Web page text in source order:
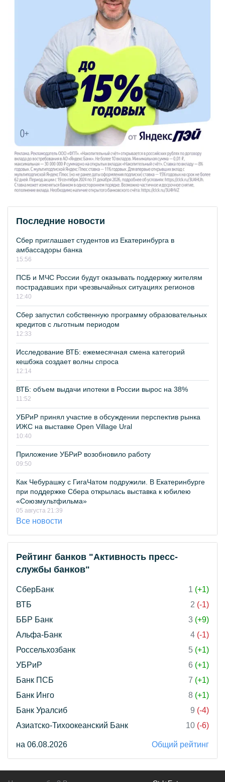
Последние новости
Сбер приглашает студентов из Екатеринбурга в
амбассадоры банка
15:56
ПСБ и МЧС России будут оказывать поддержку жителям
пострадавших при чрезвычайных ситуациях регионов
12:40
Сбер запустил собственную программу образовательных
кредитов с льготным периодом
12:33
Исследование ВТБ: ежемесячная смена категорий
кешбэка создает волны спроса
12:14
ВТБ: объем выдачи ипотеки в России вырос на 38%
11:52
УБРиР принял участие в обсуждении перспектив рынка
ИЖС на выставке Open Village Ural
10:40
Приложение УБРиР возобновило работу
09:50
Как Чебурашку с ГигаЧатом подружили. В Екатеринбурге
при поддержке Сбера открылась выставка к юбилею
«Союзмультфильма»
05 августа 21:39
Все новости
Рейтинг банков "Активность пресс-
службы банков"
СберБанк 1 (+1)
ВТБ
2 (-1)
ББР Банк
3 (+9)
Альфа-Банк
4 (-1)
Россельхозбанк
5 (+1)
УБРиР
6 (+1)
Банк ПСБ
7 (+1)
Банк Инго
8 (+1)
Банк Уралсиб
9 (-4)
Азиатско-Тихоокеанский Банк
10 (-6)
на 06.08.2026 Общий рейтинг